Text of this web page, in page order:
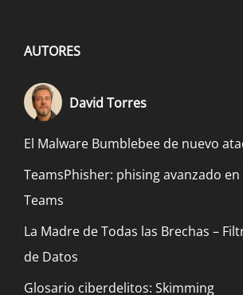
AUTORES
David Torres
El Malware Bumblebee de nuevo
TeamsPhisher: phising avanzado
Teams
La Madre de Todas las Brechas –
de Datos
Glosario ciberdelitos: Skimming